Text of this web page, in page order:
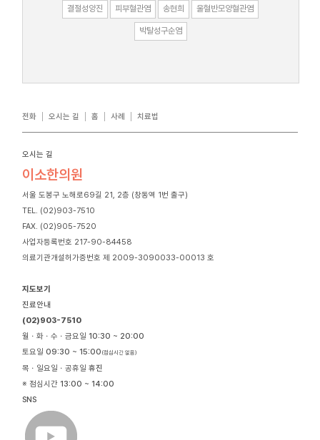
결절성양진 피부혈관염 송현희 울혈반모양혈관염
박탈성구순염
전화 오시는 길 홈 사례 치료법
오시는 길
이소한의원
서울 도봉구 노해로69길 21, 2층 (창동역 1번 출구)
TEL. (02)903-7510
FAX. (02)905-7520
사업자등록번호 217-90-84458
의료기관개설허가증번호 제 2009-3090033-00013 호
지도보기
진료안내
(02)903-7510
월ㆍ화ㆍ수ㆍ금요일10:30 ~ 20:00
토요일09:30 ~ 15:00 (점심시간 없음)
목ㆍ일요일ㆍ공휴일휴진
※ 점심시간13:00 ~ 14:00
SNS